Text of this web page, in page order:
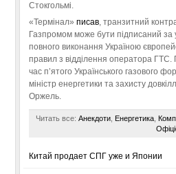
Стокгольмі.
«Термінал» писав, транзитний
Газпромом може бути підписаний за
повного виконання Україною
правил з відділення оператора ГТС.
час п’ятого Українського газового
міністр енергетики та захисту
Оржель.
Читать все: Анекдоти, Енергетика,
Китай продает СПГ уже и Японии